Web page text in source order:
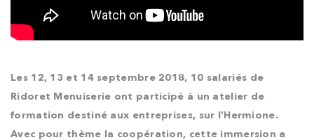
Les 12, 13 et 14 septembre 2018, 10 salariés de
Ridoret Menuiserie ont participé à un atelier de
formation destiné aux entreprises, sur l’Hermione.
Avec pour thème la coopération, cette immersion a